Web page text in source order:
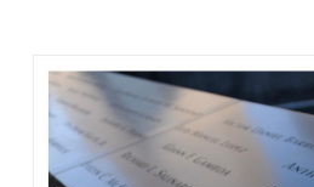
REPORTAGE
INFOS